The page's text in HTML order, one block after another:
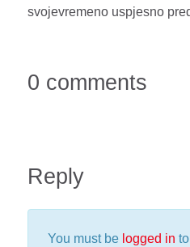
svojevremeno uspjesno
0 comments
Reply
You must be logged in